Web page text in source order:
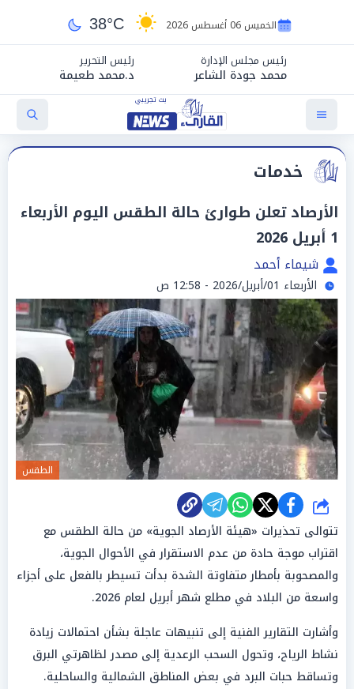
الخميس 06 أغسطس 2026 38°C
رئيس مجلس الإدارة
محمد جودة الشاعر
رئيس التحرير
د.محمد طعيمة
خدمات
الأرصاد تعلن طوارئ حالة الطقس اليوم الأربعاء
1 أبريل 2026
شيماء أحمد
الأربعاء 01/أبريل/2026 - 12:58 ص
الطقس
شارك
تتوالى تحذيرات «هيئة الأرصاد الجوية» من حالة الطقس مع
اقتراب موجة حادة من عدم الاستقرار في الأحوال الجوية،
والمصحوبة بأمطار متفاوتة الشدة بدأت تسيطر بالفعل على أجزاء
واسعة من البلاد في مطلع شهر أبريل لعام 2026.
وأشارت التقارير الفنية إلى تنبيهات عاجلة بشأن احتمالات زيادة
نشاط الرياح، وتحول السحب الرعدية إلى مصدر لظاهرتي البرق
وتساقط حبات البرد في بعض المناطق الشمالية والساحلية.